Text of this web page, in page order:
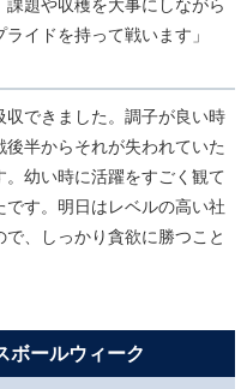
題や収穫を大事にしながら
イドを持って戦います」
収できました。調子が良い時
半からそれが失われていた
幼い時に活躍をすごく観て
す。明日はレベルの高い社
、しっかり貪欲に勝つこと
ボールウィーク